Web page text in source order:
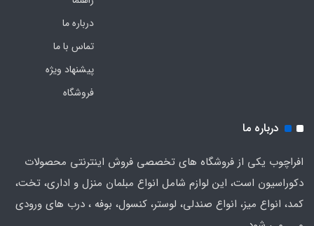
درباره ما
تماس با ما
پیشنهاد ویژه
فروشگاه
درباره ما
افراچوب یکی از فروشگاه های تخصصی فروش اینترنتی محصولات
دکوراسیون است، این لوازم شامل انواع مبلمان منزل و اداری، تخت،
کمد، انواع میز، انواع صندلی، لوستر، کنسول، بوفه ، درب های ورودی